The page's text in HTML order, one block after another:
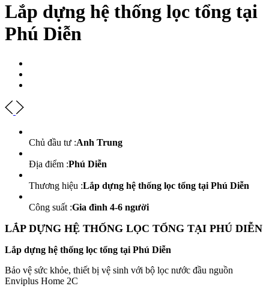
Lắp dựng hệ thống lọc tổng tại
Phú Diễn
Chủ đầu tư :Anh Trung
Địa điểm :Phú Diễn
Thương hiệu :Lắp dựng hệ thống lọc tổng tại Phú Diễn
Công suất :Gia đình 4-6 người
LẮP DỰNG HỆ THỐNG LỌC TỔNG TẠI PHÚ DIỄN
Lắp dựng hệ thống lọc tổng tại Phú Diễn
Bảo vệ sức khỏe, thiết bị vệ sinh với bộ lọc nước đầu nguồn
Enviplus Home 2C